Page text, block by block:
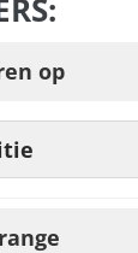
op